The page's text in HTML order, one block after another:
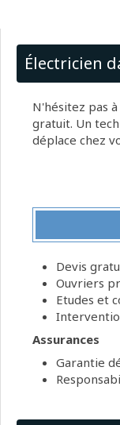
Électricien
N'hésitez pas
gratuit. Un
déplace chez
Devis
Ouvriers
Etudes et
Assurances
Garantie